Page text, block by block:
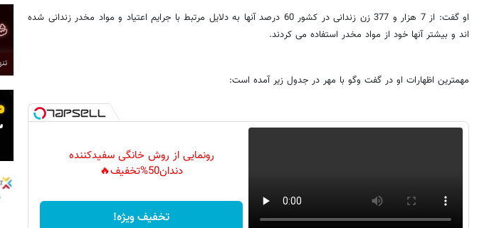
او گفت: از 7 هزار و 377 زن زندانی در کشور 60 درصد آنها به دلایل مرتبط با جرایم اعتیاد و مواد مخدر زندانی شده
اند و بیشتر آنها خود از مواد مخدر استفاده می کردند.
مهمترین اظهارات او در گفت وگو با مهر در جدول زیر آمده است:
رونمایی از روش خانگی سفیدکننده
دندان50%تخفیف🔥
تخفیف ویژه!